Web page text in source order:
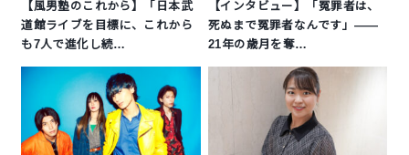
【風男塾のこれから】「日本武
道館ライブを目標に、これから
も7人で進化し続…
【インタビュー】「冤罪者は、
死ぬまで冤罪者なんです」——
21年の歳月を奪…